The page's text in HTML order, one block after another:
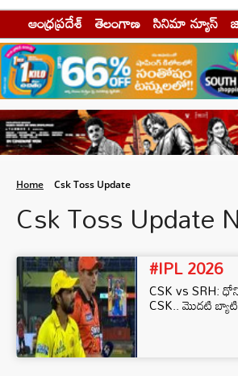
ఆంధ్రప్రదేశ్ తెలంగాణ సినిమా న్యూస్
Home Csk Toss Update
Csk Toss Update
#IPL 2026
CSK vs SRH:
CSK.. మొదటి